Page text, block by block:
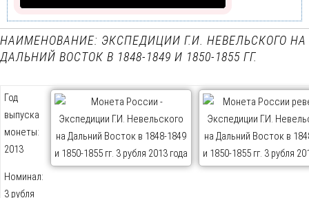
НАИМЕНОВАНИЕ: ЭКСПЕДИЦИИ Г.И. НЕВЕЛЬСКОГО НА
ДАЛЬНИЙ ВОСТОК В 1848-1849 И 1850-1855 ГГ.
Год
выпуска
монеты:
2013
Номинал:
3 рубля